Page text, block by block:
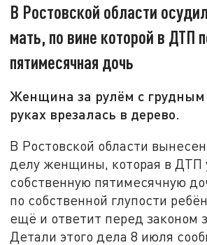
В Ростовской области
мать, по вине которой в ДТП
пятимесячная дочь
Женщина за рулём с грудным
руках врезалась в дерево.
В Ростовской области
делу женщины, которая в ДТП
собственную пятимесячную
по собственной глупости
ещё и ответит перед законом
Детали этого дела 8 июля